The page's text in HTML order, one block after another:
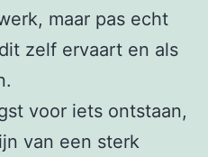
maar pas echt
zelf ervaart en als
voor iets ontstaan,
van een sterk